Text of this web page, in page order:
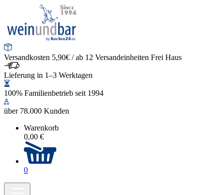
Versandkosten 5,90€ / ab 12 Versandeinheiten Frei Haus
Lieferung in 1–3 Werktagen
100% Familienbetrieb seit 1994
über 78.000 Kunden
Warenkorb
0,00 €
0